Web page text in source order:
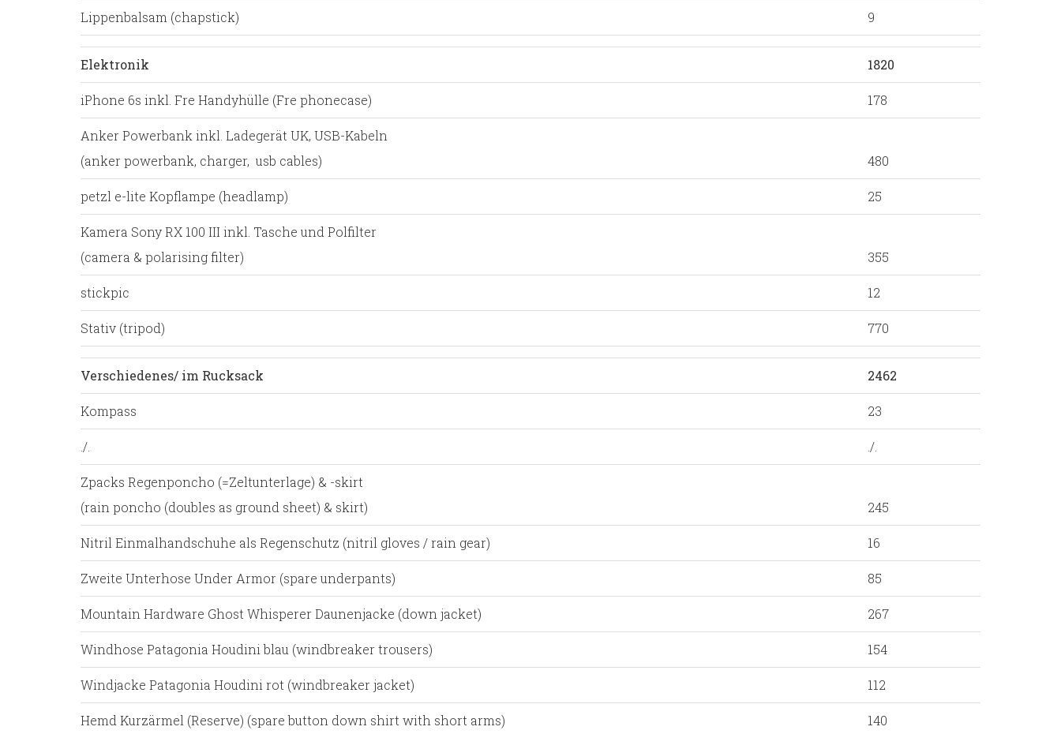
Lippenbalsam (chapstick) 9
Elektronik 1820
iPhone 6s inkl. Fre Handyhülle (Fre phonecase) 178
Anker Powerbank inkl. Ladegerät UK, USB-Kabeln
(anker powerbank, charger, usb cables)
480
petzl e-lite Kopflampe (headlamp) 25
Kamera Sony RX 100 III inkl. Tasche und Polfilter
(camera & polarising filter)
355
stickpic 12
Stativ (tripod) 770
Verschiedenes/ im Rucksack 2462
Kompass 23
./. ./.
Zpacks Regenponcho (=Zeltunterlage) & -skirt
(rain poncho (doubles as ground sheet) & skirt)
245
Nitril Einmalhandschuhe als Regenschutz (nitril gloves / rain gear) 16
Zweite Unterhose Under Armor (spare underpants) 85
Mountain Hardware Ghost Whisperer Daunenjacke (down jacket) 267
Windhose Patagonia Houdini blau (windbreaker trousers) 154
Windjacke Patagonia Houdini rot (windbreaker jacket) 112
Hemd Kurzärmel (Reserve) (spare button down shirt with short arms) 140